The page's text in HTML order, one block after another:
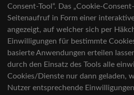
Consent-Tool“. Das „Cookie-
Seitenaufruf in Form einer
angezeigt, auf welcher sich per
Einwilligungen für bestimmte
basierte Anwendungen erteilen
durch den Einsatz des Tools alle
Cookies/Dienste nur dann geladen,
Nutzer entsprechende